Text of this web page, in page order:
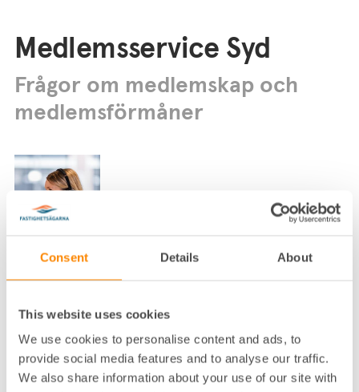
Consent Details About
This website uses cookies
We use cookies to personalise content and ads, to
provide social media features and to analyse our traffic.
We also share information about your use of our site with
Medlemsservice Syd
Frågor om medlemskap och
medlemsförmåner
E-post: info.syd@fastighetsagarna.se
Postadress :
Fastighetsägarna Syd, Box 4077, 203 11
Malmö
Besöksadress:Engelbrektsgatan 7, Malmö